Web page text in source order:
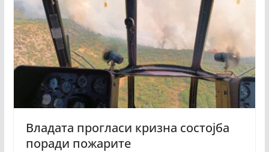
Владата прогласи кризна состојба
поради пожарите